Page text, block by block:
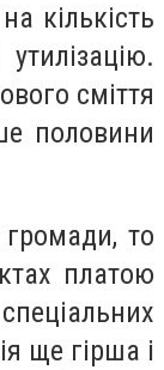
кількість
сміття
половини
громади, то
платою
ще гірша і